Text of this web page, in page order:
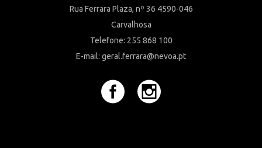
Rua Ferrara Plaza, nº 36 4590-046
Carvalhosa
Telefone: 255 868 100
E-mail: geral.ferrara@nevoa.pt